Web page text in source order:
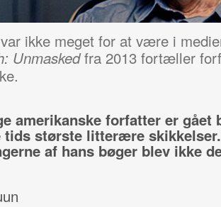
ikke meget for at være i
Unmaskedfra 2013 fortæller
amerikanske forfatter er gået
tids største litterære
af hans bøger blev ikke